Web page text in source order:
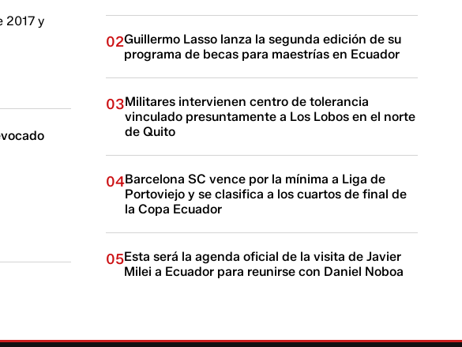
2017 y
02Guillermo Lasso lanza la segunda edición de su
programa de becas para maestrías en Ecuador
03Militares intervienen centro de tolerancia
vinculado presuntamente a Los Lobos en el norte
de Quito
04Barcelona SC vence por la mínima a Liga de
Portoviejo y se clasifica a los cuartos de final de
la Copa Ecuador
05Esta será la agenda oficial de la visita de Javier
Milei a Ecuador para reunirse con Daniel Noboa